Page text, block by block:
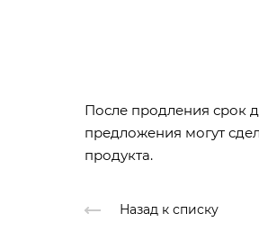
После продления срок
предложения могут
продукта.
Назад к списку